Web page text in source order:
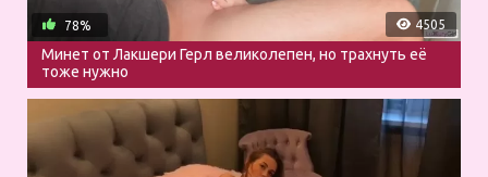
4505
78%
Минет от Лакшери Герл великолепен, но трахнуть её
тоже нужно